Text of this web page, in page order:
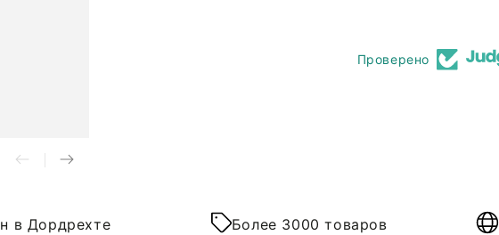
Проверено
в Дордрехте Более 3000 товаров